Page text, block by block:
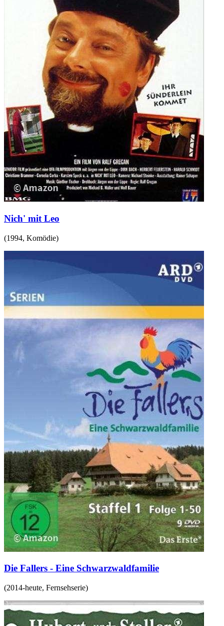
Nich' mit Leo
(1994, Komödie)
Die Fallers - Eine Schwarzwaldfamilie
(2014-heute, Fernsehserie)